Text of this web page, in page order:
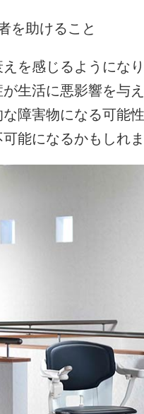
を助けること
を感じるようにな
生活に悪影響を与
障害物になる可能
能になるかもしれま